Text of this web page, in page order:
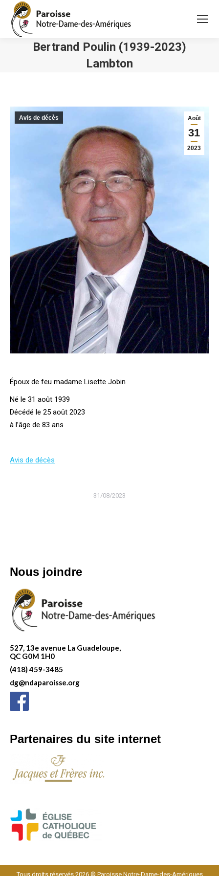
Bertrand Poulin (1939-2023)
Lambton
Août
31
2023
Avis de décès
Époux de feu madame Lisette Jobin
Né le 31 août 1939
Décédé le 25 août 2023
à l’âge de 83 ans
Avis de décès
31/08/2023
Nous joindre
527, 13e avenue La Guadeloupe,
QC G0M 1H0
(418) 459-3485
dg@ndaparoisse.org
Partenaires du site internet
Tous droits réservés 2026 © Paroisse Notre-Dame-des-Amériques